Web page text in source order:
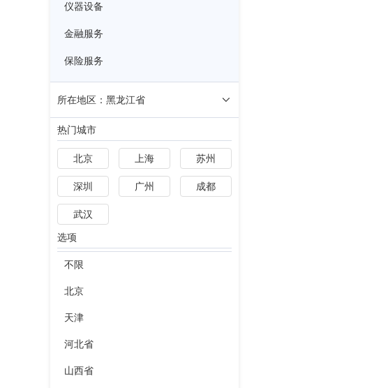
仪器设备
金融服务
保险服务
所在地区：黑龙江省
热门城市
北京 上海 苏州
深圳 广州 成都
武汉
选项
不限
北京
天津
河北省
山西省